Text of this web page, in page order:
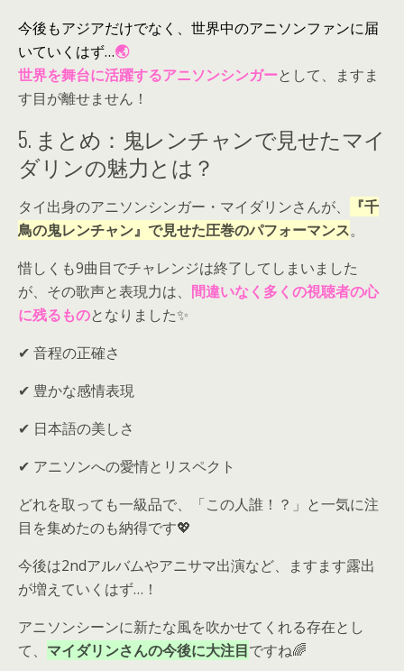
今後もアジアだけでなく、世界中のアニソンファンに届
いていくはず…🌏
世界を舞台に活躍するアニソンシンガーとして、ますま
す目が離せません！
5. まとめ：鬼レンチャンで見せたマイ
ダリンの魅力とは？
タイ出身のアニソンシンガー・マイダリンさんが、
『千
鳥の鬼レンチャン』で見せた圧巻のパフォーマンス。
惜しくも9曲目でチャレンジは終了してしまいました
が、その歌声と表現力は、 間違いなく多くの視聴者の心
に残るものとなりました✨
✔ 音程の正確さ
✔ 豊かな感情表現
✔ 日本語の美しさ
✔ アニソンへの愛情とリスペクト
どれを取っても一級品で、「この人誰！？」と一気に注
目を集めたのも納得です💖
今後は2ndアルバムやアニサマ出演など、ますます露出
が増えていくはず…！
アニソンシーンに新たな風を吹かせてくれる存在とし
て、 マイダリンさんの今後に大注目ですね🌈